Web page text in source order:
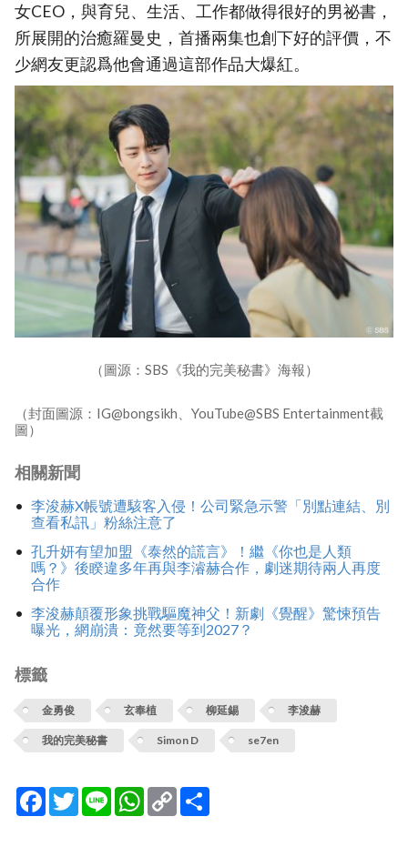
女CEO，與育兒、生活、工作都做得很好的男祕書，
所展開的治癒羅曼史，首播兩集也創下好的評價，不
少網友更認爲他會通過這部作品大爆紅。
（圖源：SBS《我的完美秘書》海報）
（封面圖源：IG@bongsikh、YouTube@SBS Entertainment截
圖）
相關新聞
李浚赫X帳號遭駭客入侵！公司緊急示警「別點連結、別
查看私訊」粉絲注意了
孔升妍有望加盟《泰然的謊言》！繼《你也是人類
嗎？》後睽違多年再與李濬赫合作，劇迷期待兩人再度
合作
李浚赫顛覆形象挑戰驅魔神父！新劇《覺醒》驚悚預告
曝光，網崩潰：竟然要等到2027？
標籤
金勇俊 玄奉植 柳延錫 李浚赫
我的完美秘書 Simon D se7en
Facebook
TwitterLine WhatsApp
Copy
Link